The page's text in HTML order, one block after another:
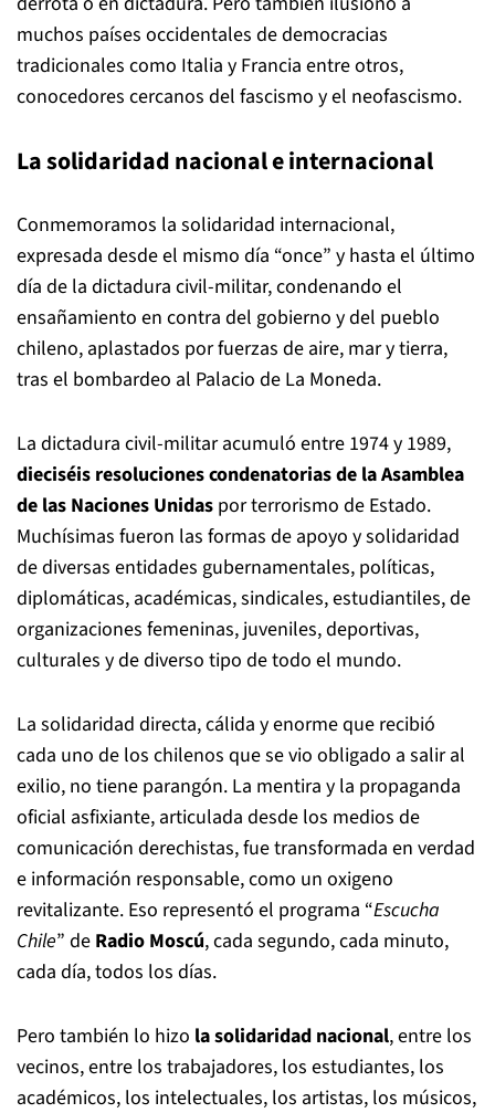
muchos países occidentales de democracias
tradicionales como Italia y Francia entre otros,
conocedores cercanos del fascismo y el neofascismo.
La solidaridad nacional e internacional
Conmemoramos la solidaridad internacional,
expresada desde el mismo día “once” y hasta el último
día de la dictadura civil-militar, condenando el
ensañamiento en contra del gobierno y del pueblo
chileno, aplastados por fuerzas de aire, mar y tierra,
tras el bombardeo al Palacio de La Moneda.
La dictadura civil-militar acumuló entre 1974 y 1989,
dieciséis resoluciones condenatorias de laAsamblea
de las Naciones Unidas por terrorismo de Estado.
Muchísimas fueron las formas de apoyo y solidaridad
de diversas entidades gubernamentales, políticas,
diplomáticas, académicas, sindicales, estudiantiles, de
organizaciones femeninas, juveniles, deportivas,
culturales y de diverso tipo de todo el mundo.
La solidaridad directa, cálida y enorme que recibió
cada uno de los chilenos que se vio obligado a salir al
exilio, no tiene parangón. La mentira y la propaganda
oficial asfixiante, articulada desde los medios de
comunicación derechistas, fue transformada en verdad
e información responsable, como un oxigeno
revitalizante. Eso representó el programa “Escucha
Chile” de Radio Moscú, cada segundo, cada minuto,
cada día, todos los días.
Pero también lo hizo la solidaridad nacional, entre los
vecinos, entre los trabajadores, los estudiantes, los
académicos, los intelectuales, los artistas, los músicos,